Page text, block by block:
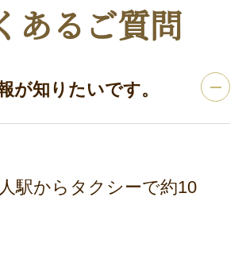
あるご質問
が知りたいです。
駅からタクシーで約10